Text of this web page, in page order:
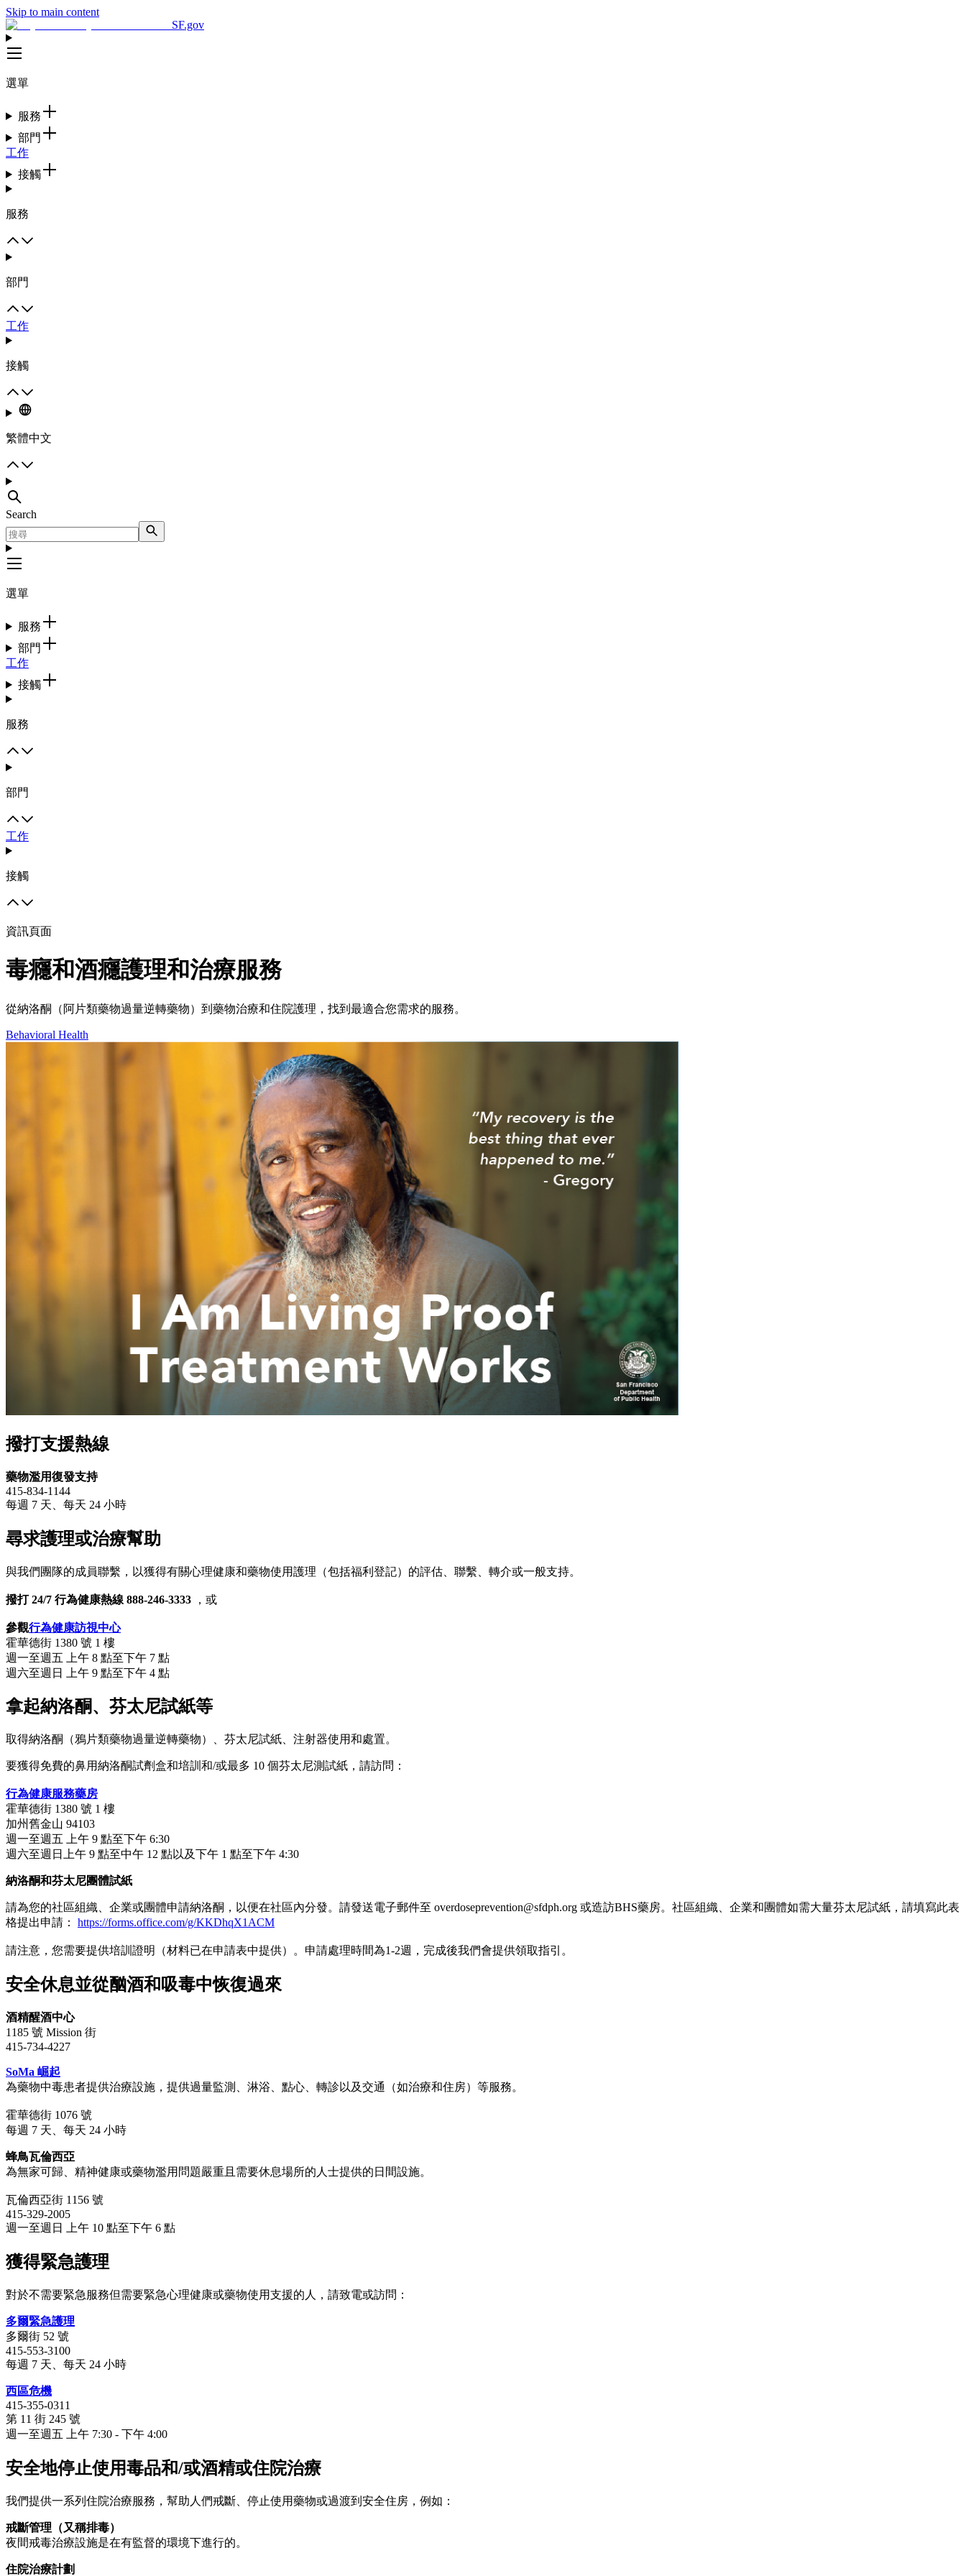
Skip to main content
SF.gov
選單
服務
部門
工作
接觸
服務
部門
工作
接觸
繁體中文
Search
選單
服務
部門
工作
接觸
服務
部門
工作
接觸
資訊頁面
毒癮和酒癮護理和治療服務
從納洛酮（阿片類藥物過量逆轉藥物）到藥物治療和住院護理，找到最適合您需求的服務。
Behavioral Health
撥打支援熱線
藥物濫用復發支持
415-834-1144
每週 7 天、每天 24 小時
尋求護理或治療幫助
與我們團隊的成員聯繫，以獲得有關心理健康和藥物使用護理（包括福利登記）的評估、聯繫、轉介或一般支持。
撥打 24/7 行為健康熱線 888-246-3333 ，或
參觀行為健康訪視中心
霍華德街 1380 號 1 樓
週一至週五 上午 8 點至下午 7 點
週六至週日 上午 9 點至下午 4 點
拿起納洛酮、芬太尼試紙等
取得納洛酮（鴉片類藥物過量逆轉藥物）、芬太尼試紙、注射器使用和處置。
要獲得免費的鼻用納洛酮試劑盒和培訓和/或最多 10 個芬太尼測試紙，請訪問：
行為健康服務藥房
霍華德街 1380 號 1 樓
加州舊金山 94103
週一至週五 上午 9 點至下午 6:30
週六至週日上午 9 點至中午 12 點以及下午 1 點至下午 4:30
納洛酮和芬太尼團體試紙
請為您的社區組織、企業或團體申請納洛酮，以便在社區內分發。請發送電子郵件至 overdoseprevention@sfdph.org 或造訪BHS藥房。社區組織、企業和團體如需大量芬太尼試紙，請填寫此表
格提出申請： https://forms.office.com/g/KKDhqX1ACM
請注意，您需要提供培訓證明（材料已在申請表中提供）。申請處理時間為1-2週，完成後我們會提供領取指引。
安全休息並從酗酒和吸毒中恢復過來
酒精醒酒中心
1185 號 Mission 街
415-734-4227
SoMa 崛起
為藥物中毒患者提供治療設施，提供過量監測、淋浴、點心、轉診以及交通（如治療和住房）等服務。
霍華德街 1076 號
每週 7 天、每天 24 小時
蜂鳥瓦倫西亞
為無家可歸、精神健康或藥物濫用問題嚴重且需要休息場所的人士提供的日間設施。
瓦倫西亞街 1156 號
415-329-2005
週一至週日 上午 10 點至下午 6 點
獲得緊急護理
對於不需要緊急服務但需要緊急心理健康或藥物使用支援的人，請致電或訪問：
多爾緊急護理
多爾街 52 號
415-553-3100
每週 7 天、每天 24 小時
西區危機
415-355-0311
第 11 街 245 號
週一至週五 上午 7:30 - 下午 4:00
安全地停止使用毒品和/或酒精或住院治療
我們提供一系列住院治療服務，幫助人們戒斷、停止使用藥物或過渡到安全住房，例如：
戒斷管理（又稱排毒）
夜間戒毒治療設施是在有監督的環境下進行的。
住院治療計劃